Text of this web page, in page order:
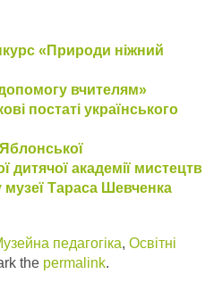
«Природи ніжний
вчителям»
постаті українського
дитячої академії мистецтв
Тараса Шевченка
педагогіка, Освітні
the permalink.